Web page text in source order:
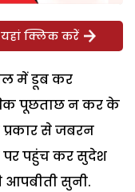
क्लिक करें
में डूब कर
पूछताछ न कर के
से जबरन
पर पहुंच कर सुदेश
सुनी.